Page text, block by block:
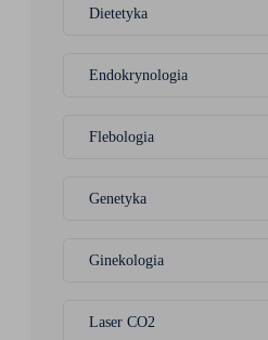
Dietetyka
Endokrynologia
Flebologia
Genetyka
Ginekologia
Laser CO2